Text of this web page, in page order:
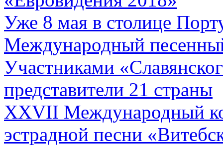
Уже 8 мая в столице
Международный
Участниками
представители 21 страны
XXVII Международный
эстрадной песни